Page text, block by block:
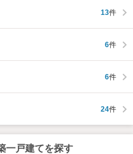
13件
6件
6件
24件
一戸建てを探す